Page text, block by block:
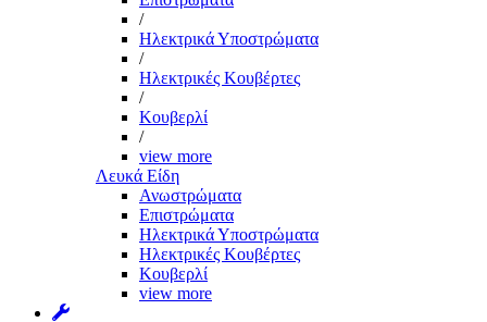
/
Ηλεκτρικά Υποστρώματα
/
Ηλεκτρικές Κουβέρτες
/
Κουβερλί
/
view more
Λευκά Είδη
Ανωστρώματα
Επιστρώματα
Ηλεκτρικά Υποστρώματα
Ηλεκτρικές Κουβέρτες
Κουβερλί
view more